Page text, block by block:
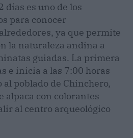
días es uno de los
para conocer
ya que permite
la naturaleza andina a
guiadas. La primera
e inicia a las 7:00 horas
al poblado de Chinchero,
alpaca con colorantes
al centro arqueológico